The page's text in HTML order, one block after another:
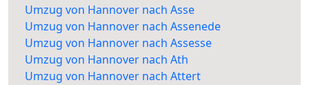
Umzug von Hannover nach Asse
Umzug von Hannover nach Assenede
Umzug von Hannover nach Assesse
Umzug von Hannover nach Ath
Umzug von Hannover nach Attert